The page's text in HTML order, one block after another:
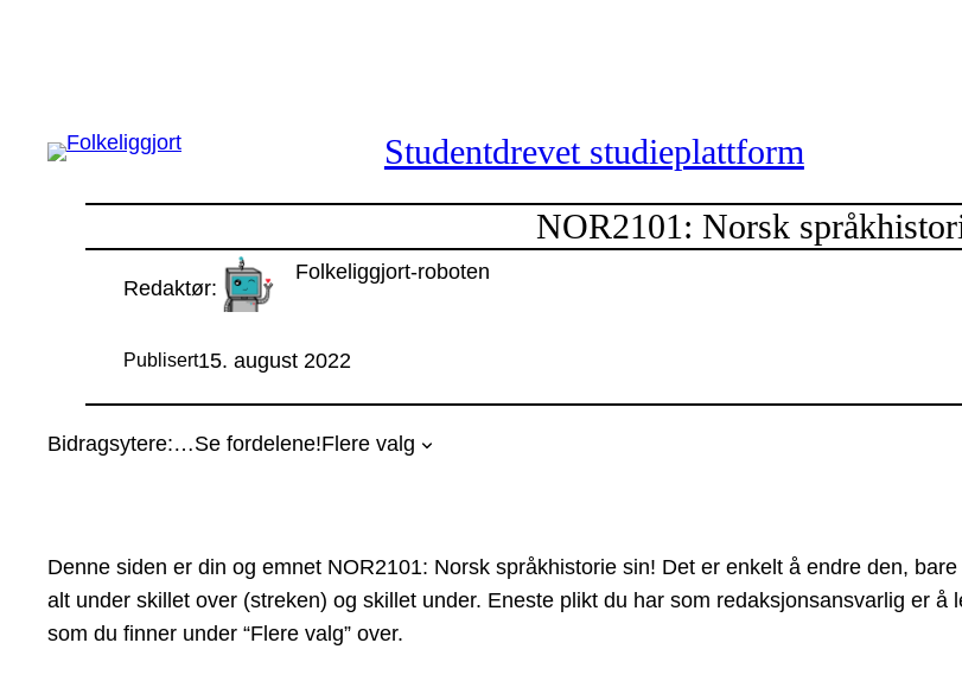
Studentdrevet studieplattform
NOR2101: Norsk
Redaktør:
Folkeliggjort-roboten
Publisert15. august 2022
Bidragsytere:…Se fordelene!Flere valg
Denne siden er din og emnet NOR2101: Norsk språkhistorie sin! Det er enkelt å endre den,
alt under skillet over (streken) og skillet under. Eneste plikt du har som redaksjonsansvarlig er å
som du finner under “Flere valg” over.